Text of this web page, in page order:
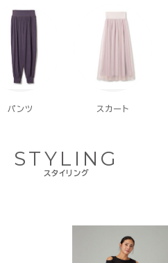
パンツ スカート
スタイリング
STYLING